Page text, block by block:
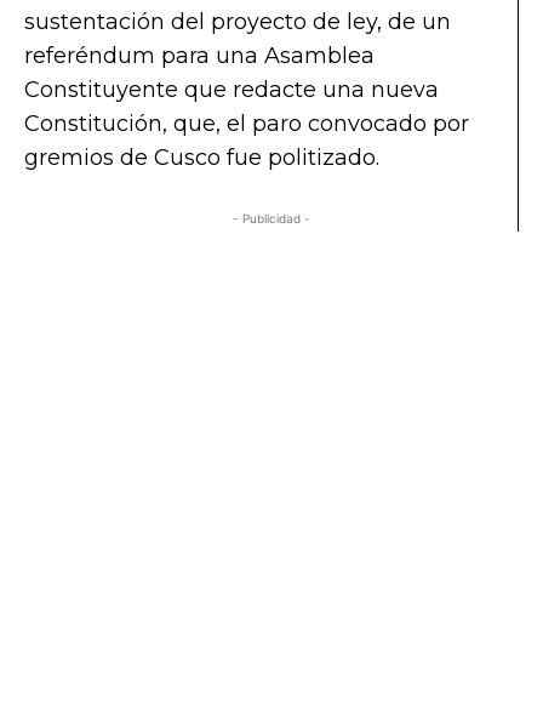
sustentación del proyecto de ley, de un
referéndum para una Asamblea
Constituyente que redacte una nueva
Constitución, que, el paro convocado por
gremios de Cusco fue politizado.
- Publicidad -